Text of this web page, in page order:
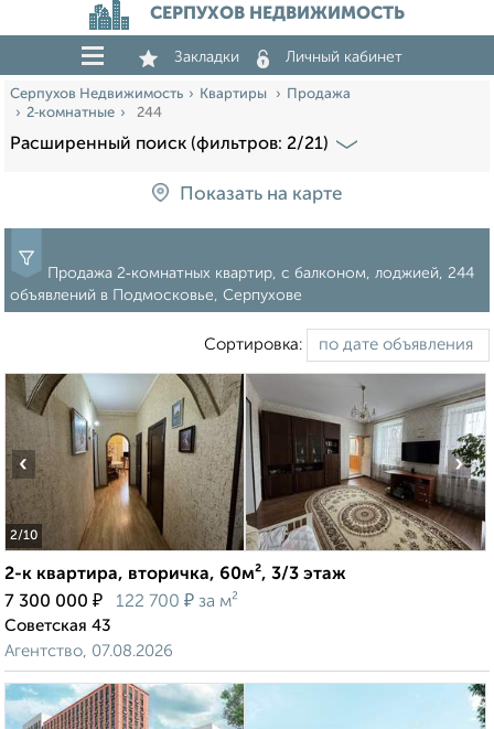
СЕРПУХОВ НЕДВИЖИМОСТЬ
Закладки Личный кабинет
Серпухов Недвижимость Квартиры
Продажа
2‑комнатные
244
Расширенный поиск (фильтров: 2/21)
Показать на карте
Продажа 2‑комнатных квартир, с балконом, лоджией, 244
объявлений в Подмосковье, Серпухове
Сортировка:
2/10
‹ ›
2-к квартира, вторичка, 60м², 3/3 этаж
7 300 000 ₽ 122 700 ₽ за м²
Советская 43
Агентство, 07.08.2026